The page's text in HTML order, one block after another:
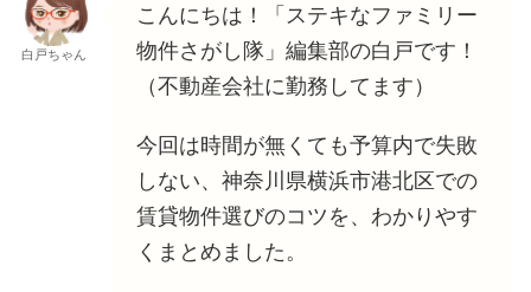
白戸ちゃん
こんにちは！「ステキなファミリー
物件さがし隊」編集部の白戸です！
（不動産会社に勤務してます）
今回は時間が無くても予算内で失敗
しない、神奈川県横浜市港北区での
賃貸物件選びのコツを、わかりやす
くまとめました。